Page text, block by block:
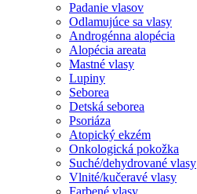
Padanie vlasov
Odlamujúce sa vlasy
Androgénna alopécia
Alopécia areata
Mastné vlasy
Lupiny
Seborea
Detská seborea
Psoriáza
Atopický ekzém
Onkologická pokožka
Suché/dehydrované vlasy
Vlnité/kučeravé vlasy
Farbené vlasy